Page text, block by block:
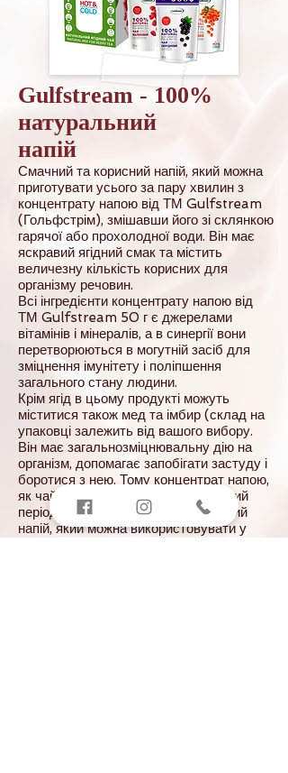
Gulfstream - 100%
натуральний
напій
Смачний та корисний напій, який можна
приготувати усього за пару хвилин з
концентрату напою від ТМ Gulfstream
(Гольфстрім), змішавши його зі склянкою
гарячої або прохолодної води. Він має
яскравий ягідний смак та містить
величезну кількість корисних для
організму речовин.
Всі інгредієнти концентрату напою від
ТМ Gulfstream 50 г є джерелами
вітамінів і мінералів, а в синергії вони
перетворюються в могутній засіб для
зміцнення імунітету і поліпшення
загального стану людини.
Крім ягід в цьому продукті можуть
міститися також мед та імбир (склад на
упаковці залежить від вашого вибору.
Він має загальнозміцнювальну дію на
організм, допомагає запобігати застуду і
боротися з нею. Тому концентрат напою,
як чай незамінний в осінньо-зимовий
період. Також це чудовий та смачний
напій, який можна використовувати у